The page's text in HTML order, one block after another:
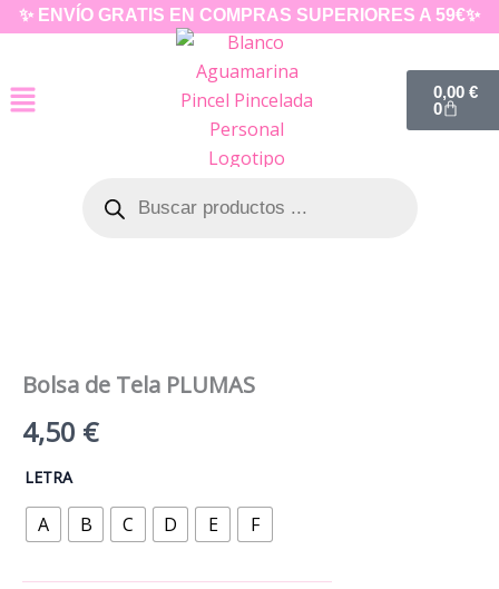
✨ ENVÍO GRATIS EN COMPRAS SUPERIORES A 59€✨
0,00€
0
productos
Bolsa de Tela PLUMAS
4,50 €
LETRA
A B C D E F
Tela
PLUMAS